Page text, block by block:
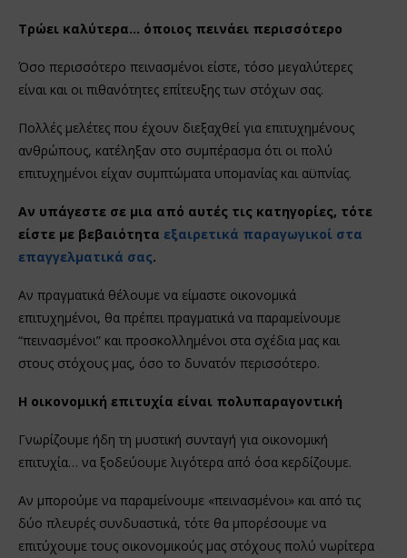
Τρώει καλύτερα… όποιος πεινάει περισσότερο
Όσο περισσότερο πεινασμένοι είστε, τόσο μεγαλύτερες
είναι και οι πιθανότητες επίτευξης των στόχων σας.
Πολλές μελέτες που έχουν διεξαχθεί για επιτυχημένους
ανθρώπους, κατέληξαν στο συμπέρασμα ότι οι πολύ
επιτυχημένοι είχαν συμπτώματα υπομανίας και αϋπνίας.
Αν υπάγεστε σε μια από αυτές τις κατηγορίες, τότε
είστε με βεβαιότητα εξαιρετικά παραγωγικοί στα
επαγγελματικά σας.
Αν πραγματικά θέλουμε να είμαστε οικονομικά
επιτυχημένοι, θα πρέπει πραγματικά να παραμείνουμε
“πεινασμένοι” και προσκολλημένοι στα σχέδια μας και
στους στόχους μας, όσο το δυνατόν περισσότερο.
Η οικονομική επιτυχία είναι πολυπαραγοντική
Γνωρίζουμε ήδη τη μυστική συνταγή για οικονομική
επιτυχία… να ξοδεύουμε λιγότερα από όσα κερδίζουμε.
Αν μπορούμε να παραμείνουμε «πεινασμένοι» και από τις
δύο πλευρές συνδυαστικά, τότε θα μπορέσουμε να
επιτύχουμε τους οικονομικούς μας στόχους πολύ νωρίτερα